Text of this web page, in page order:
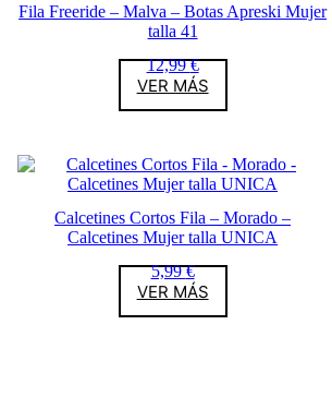
Fila Freeride – Malva – Botas Apreski Mujer
talla 41
12,99€
VER MÁS
Calcetines Cortos Fila – Morado –
Calcetines Mujer talla UNICA
5,99€
VER MÁS